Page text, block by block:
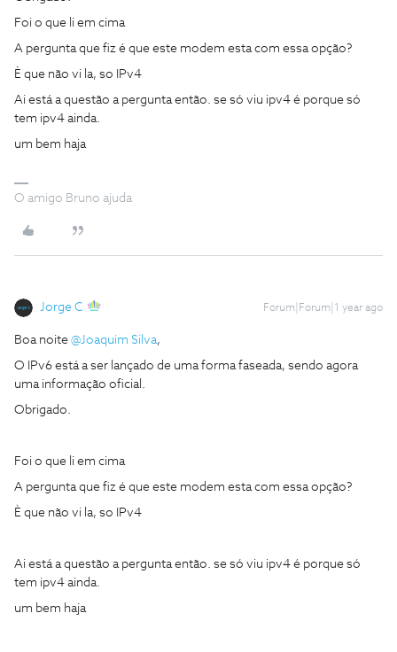
Foi o que li em cima
A pergunta que fiz é que este modem esta com essa opção?
È que não vi la, so IPv4
Ai está a questão a pergunta então. se só viu ipv4 é porque só
tem ipv4 ainda.
um bem haja
O amigo Bruno ajuda
Jorge C Forum|Forum|1 year ago
Boa noite ​ @Joaquim Silva,
O IPv6 está a ser lançado de uma forma faseada, sendo agora
uma informação oficial.
Obrigado.
Foi o que li em cima
A pergunta que fiz é que este modem esta com essa opção?
È que não vi la, so IPv4
Ai está a questão a pergunta então. se só viu ipv4 é porque só
tem ipv4 ainda.
um bem haja